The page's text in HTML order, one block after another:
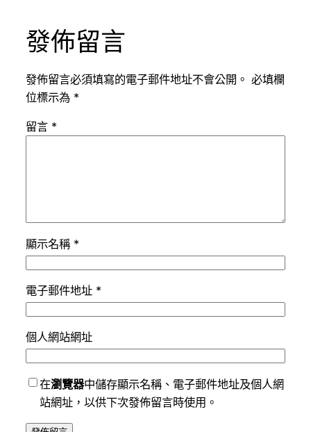
發佈留言
發佈留言必須填寫的電子郵件地址不會公開。 必填欄
位標示為 *
留言 *
顯示名稱 *
電子郵件地址 *
個人網站網址
在瀏覽器中儲存顯示名稱、電子郵件地址及個人網
站網址，以供下次發佈留言時使用。